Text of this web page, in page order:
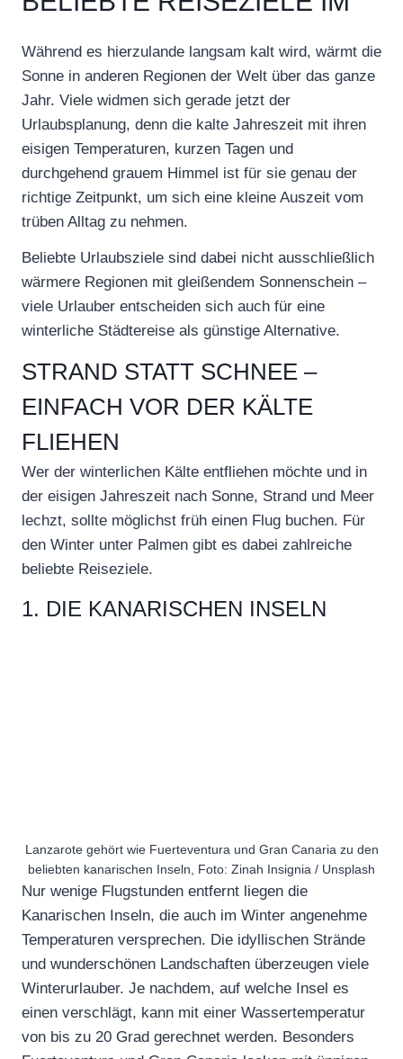
WINTER
Während es hierzulande langsam kalt wird, wärmt die
Sonne in anderen Regionen der Welt über das ganze
Jahr. Viele widmen sich gerade jetzt der
Urlaubsplanung, denn die kalte Jahreszeit mit ihren
eisigen Temperaturen, kurzen Tagen und
durchgehend grauem Himmel ist für sie genau der
richtige Zeitpunkt, um sich eine kleine Auszeit vom
trüben Alltag zu nehmen.
Beliebte Urlaubsziele sind dabei nicht ausschließlich
wärmere Regionen mit gleißendem Sonnenschein –
viele Urlauber entscheiden sich auch für eine
winterliche Städtereise als günstige Alternative.
STRAND STATT SCHNEE –
EINFACH VOR DER KÄLTE
FLIEHEN
Wer der winterlichen Kälte entfliehen möchte und in
der eisigen Jahreszeit nach Sonne, Strand und Meer
lechzt, sollte möglichst früh einen Flug buchen. Für
den Winter unter Palmen gibt es dabei zahlreiche
beliebte Reiseziele.
1. DIE KANARISCHEN INSELN
Lanzarote gehört wie Fuerteventura und Gran Canaria zu den
beliebten kanarischen Inseln, Foto: Zinah Insignia / Unsplash
Nur wenige Flugstunden entfernt liegen die
Kanarischen Inseln, die auch im Winter angenehme
Temperaturen versprechen. Die idyllischen Strände
und wunderschönen Landschaften überzeugen viele
Winterurlauber. Je nachdem, auf welche Insel es
einen verschlägt, kann mit einer Wassertemperatur
von bis zu 20 Grad gerechnet werden. Besonders